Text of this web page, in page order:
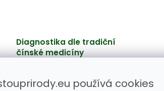
používá cookies
Diagnostika dle tradiční
čínské medicíny